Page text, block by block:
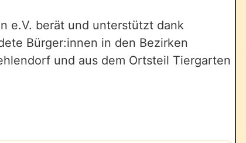
e.V. berät und unterstützt dank
Bürger:innen in den Bezirken
und aus dem Ortsteil Tiergarten